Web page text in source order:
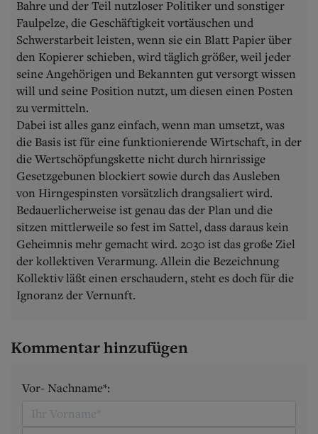
Bahre und der Teil nutzloser Politiker und sonstiger
Faulpelze, die Geschäftigkeit vortäuschen und
Schwerstarbeit leisten, wenn sie ein Blatt Papier über
den Kopierer schieben, wird täglich größer, weil jeder
seine Angehörigen und Bekannten gut versorgt wissen
will und seine Position nutzt, um diesen einen Posten
zu vermitteln.
Dabei ist alles ganz einfach, wenn man umsetzt, was
die Basis ist für eine funktionierende Wirtschaft, in der
die Wertschöpfungskette nicht durch hirnrissige
Gesetzgebunen blockiert sowie durch das Ausleben
von Hirngespinsten vorsätzlich drangsaliert wird.
Bedauerlicherweise ist genau das der Plan und die
sitzen mittlerweile so fest im Sattel, dass daraus kein
Geheimnis mehr gemacht wird. 2030 ist das große Ziel
der kollektiven Verarmung. Allein die Bezeichnung
Kollektiv läßt einen erschaudern, steht es doch für die
Ignoranz der Vernunft.
Kommentar hinzufügen
Vor- Nachname*: